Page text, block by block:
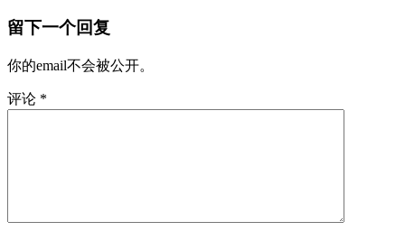
留下一个回复
你的email不会被公开。
评论 *